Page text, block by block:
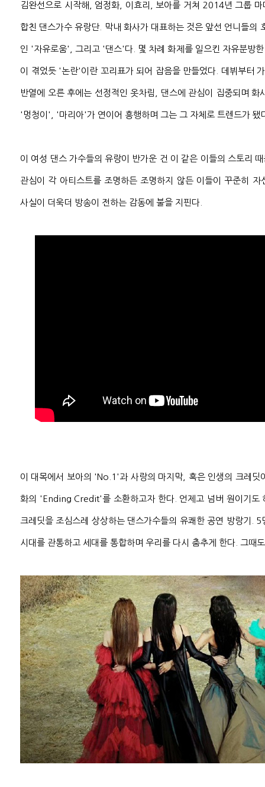
김완선으로 시작해, 엄정화, 이효리, 보아를 거쳐 2014년 그룹
합친 댄스가수 유랑단. 막내 화사가 대표하는 것은 앞선 언니들의
인 '자유로움', 그리고 '댄스'다. 몇 차례 화제를 일으킨 자유분방
이 겪었듯 '논란'이란 꼬리표가 되어 잡음을 만들었다. 데뷔부터
반열에 오른 후에는 선정적인 옷차림, 댄스에 관심이 집중되며 화
'멍청이', '마리아'가 연이어 흥행하며 그는 그 자체로 트렌드가 됐
이 여성 댄스 가수들의 유랑이 반가운 건 이 같은 이들의 스토리
관심이 각 아티스트를 조명하든 조명하지 않든 이들이 꾸준히
사실이 더욱더 방송이 전하는 감동에 불을 지핀다.
이 대목에서 보아의 'No.1'과 사랑의 마지막, 혹은 인생의 크레딧
화의 'Ending Credit'를 소환하고자 한다. 언제고 넘버 원이기도
크레딧을 조심스레 상상하는 댄스가수들의 유쾌한 공연 방랑기.
시대를 관통하고 세대를 통합하며 우리를 다시 춤추게 한다. 그때